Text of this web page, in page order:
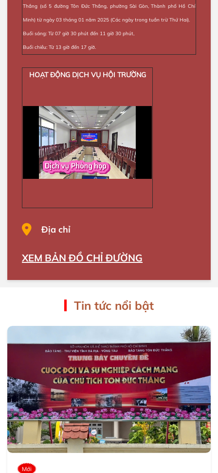
Thắng (số 5 đường Tôn Đức Thắng, phường Sài Gòn, Thành phố Hồ Chí
Minh) từ ngày 03 tháng 01 năm 2025 (Các ngày trong tuần trừ Thứ Hai).
Buổi sáng: Từ 07 giờ 30 phút đến 11 giờ 30 phút,
Buổi chiều: Từ 13 giờ đến 17 giờ.
HOẠT ĐỘNG DỊCH VỤ HỘI TRƯỜNG
Địa chỉ
XEM BẢN ĐỒ CHỈ ĐƯỜNG
Tin tức nổi bật
Mới